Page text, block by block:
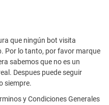
que ningún bot visita
Por lo tanto, por favor marque
sabemos que no es un
Despues puede seguir
siempre.
y Condiciones Generales